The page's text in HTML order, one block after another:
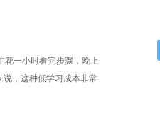
花一小时看完步骤，晚上
，这种低学习成本非常